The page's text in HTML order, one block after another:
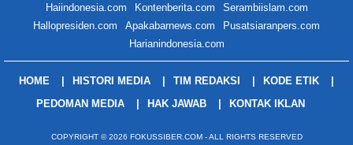
Haiindonesia.com
Kontenberita.com
Serambiislam.com
Hallopresiden.com
Apakabarnews.com
Pusatsiaranpers.com
Harianindonesia.com
HOME HISTORI MEDIA TIM REDAKSI
KODE ETIK
PEDOMAN MEDIA
HAK JAWAB KONTAK IKLAN
COPYRIGHT © 2026 FOKUSSIBER.COM - ALL RIGHTS RESERVED